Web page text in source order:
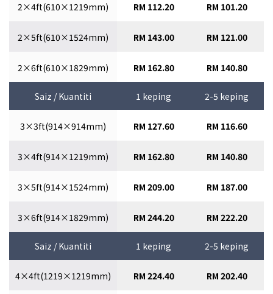
2×4ft(610×1219mm) RM 112.20 RM 101.20
2×5ft(610×1524mm) RM 143.00 RM 121.00
2×6ft(610×1829mm) RM 162.80 RM 140.80
Saiz / Kuantiti 1 keping 2-5 keping
3×3ft(914×914mm) RM 127.60 RM 116.60
3×4ft(914×1219mm) RM 162.80 RM 140.80
3×5ft(914×1524mm) RM 209.00 RM 187.00
3×6ft(914×1829mm) RM 244.20 RM 222.20
Saiz / Kuantiti 1 keping 2-5 keping
4×4ft(1219×1219mm) RM 224.40 RM 202.40